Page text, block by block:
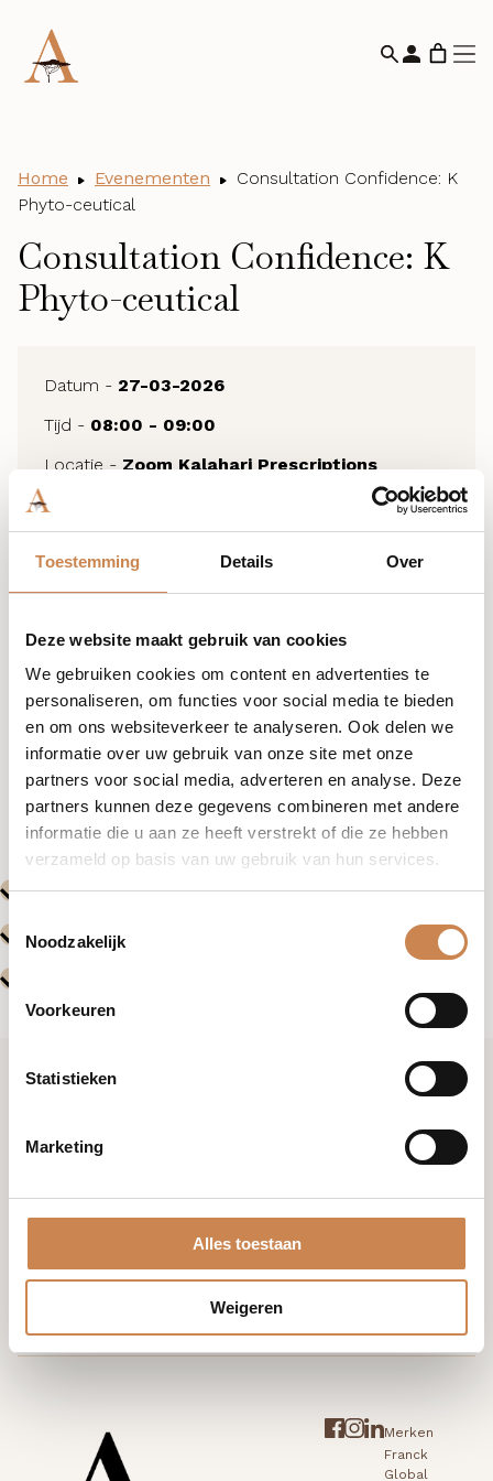
Toestemming Details Over
Deze website maakt gebruik van cookies
We gebruiken cookies om content en advertenties te
personaliseren, om functies voor social media te bieden
en om ons websiteverkeer te analyseren. Ook delen we
informatie over uw gebruik van onze site met onze
partners voor social media, adverteren en analyse. Deze
partners kunnen deze gegevens combineren met andere
informatie die u aan ze heeft verstrekt of die ze hebben
verzameld op basis van uw gebruik van hun services.
Toestemmingsselectie
Noodzakelijk
Voorkeuren
Statistieken
Marketing
Alles toestaan
Weigeren
Home Evenementen
Consultation Confidence: K
Phyto-ceutical
Consultation Confidence: K
Phyto-ceutical
Datum - 27-03-2026
Tijd - 08:00 - 09:00
Locatie -Zoom Kalahari Prescriptions
zelfverzekerd professionele huidanalyses uitvoert,
consultatiekaarten interpreteert en product- en
behandelaanbevelingen op maat voorschrijft voor elk
huidtype. Ideaal voor therapeuten die vertrouwen willen
opbouwen, de verkoop willen stimuleren en
uitzonderlijke, gepersonaliseerde huidverzorgingsrituelen
willen leveren.
Merken
Franck
Global